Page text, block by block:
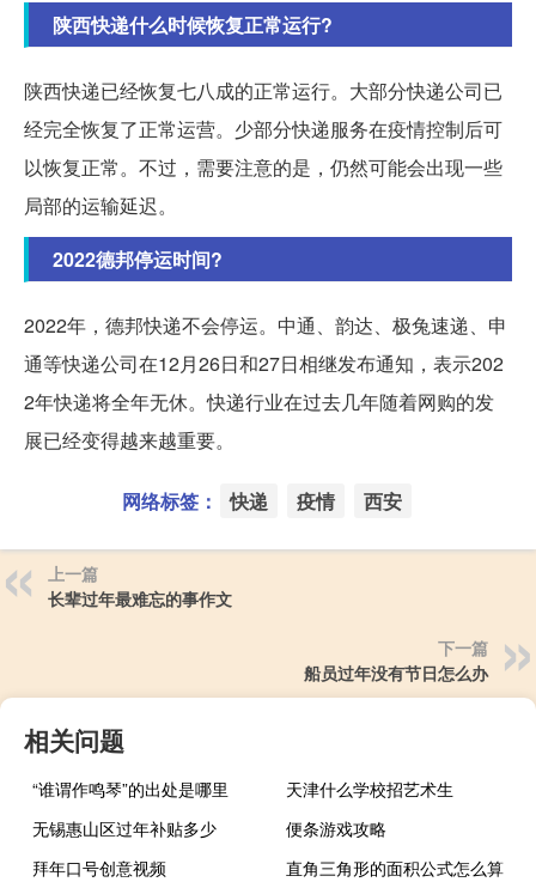
陕西快递什么时候恢复正常运行?
陕西快递已经恢复七八成的正常运行。大部分快递公司已
经完全恢复了正常运营。少部分快递服务在疫情控制后可
以恢复正常。不过，需要注意的是，仍然可能会出现一些
局部的运输延迟。
2022德邦停运时间?
2022年，德邦快递不会停运。中通、韵达、极兔速递、申
通等快递公司在12月26日和27日相继发布通知，表示202
2年快递将全年无休。快递行业在过去几年随着网购的发
展已经变得越来越重要。
网络标签： 快递 疫情 西安
上一篇
长辈过年最难忘的事作文
下一篇
船员过年没有节日怎么办
相关问题
“谁谓作鸣琴”的出处是哪里
天津什么学校招艺术生
无锡惠山区过年补贴多少
便条游戏攻略
拜年口号创意视频
直角三角形的面积公式怎么算